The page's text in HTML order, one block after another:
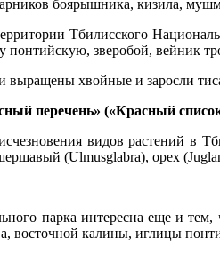
боярышника, кизила,
Тбилисского
понтийскую, зверобой, вейник
хвойные и заросли
перечень» («Красный
видов растений в
(Ulmusglabra), орех
парка интересна еще и тем,
калины, иглицы